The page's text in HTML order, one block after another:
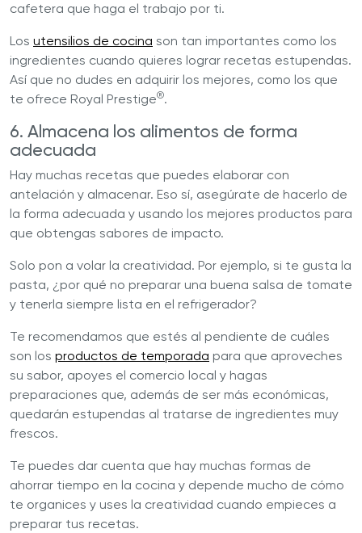
cafetera que haga el trabajo por ti.
Los utensilios de cocina son tan importantes como los
ingredientes cuando quieres lograr recetas estupendas.
Así que no dudes en adquirir los mejores, como los que
te ofrece Royal Prestige®.
6. Almacena los alimentos de forma
adecuada
Hay muchas recetas que puedes elaborar con
antelación y almacenar. Eso sí, asegúrate de hacerlo de
la forma adecuada y usando los mejores productos para
que obtengas sabores de impacto.
Solo pon a volar la creatividad. Por ejemplo, si te gusta la
pasta, ¿por qué no preparar una buena salsa de tomate
y tenerla siempre lista en el refrigerador?
Te recomendamos que estés al pendiente de cuáles
son los productos de temporada para que aproveches
su sabor, apoyes el comercio local y hagas
preparaciones que, además de ser más económicas,
quedarán estupendas al tratarse de ingredientes muy
frescos.
Te puedes dar cuenta que hay muchas formas de
ahorrar tiempo en la cocina y depende mucho de cómo
te organices y uses la creatividad cuando empieces a
preparar tus recetas.